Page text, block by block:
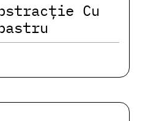
Cu